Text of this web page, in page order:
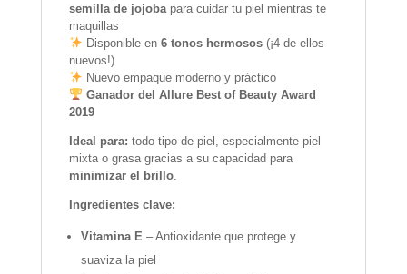
semilla de jojobapara cuidar tu piel mientras te
maquillas
Disponible en 6 tonos hermosos(¡4 de ellos
nuevos!)
Nuevo empaque moderno y práctico
Ganador del Allure Best of Beauty Award
2019
Ideal para: todo tipo de piel, especialmente piel
mixta o grasa gracias a su capacidad para
minimizar el brillo.
Ingredientes clave:
Vitamina E – Antioxidante que protege y
suaviza la piel